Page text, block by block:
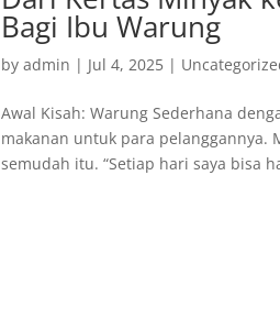
Bagi Ibu Warung
byadmin | Jul 4, 2025 |
Awal Kisah: Warung Sederhana
makanan untuk para
semudah itu. “Setiap hari saya bisa